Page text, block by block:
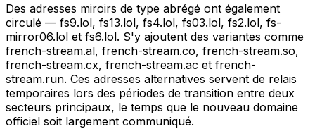
Des adresses miroirs de type abrégé ont également
circulé — fs9.lol, fs13.lol, fs4.lol, fs03.lol, fs2.lol, fs-
mirror06.lol et fs6.lol. S'y ajoutent des variantes comme
french-stream.al, french-stream.co, french-stream.so,
french-stream.cx, french-stream.ac et french-
stream.run. Ces adresses alternatives servent de relais
temporaires lors des périodes de transition entre deux
secteurs principaux, le temps que le nouveau domaine
officiel soit largement communiqué.